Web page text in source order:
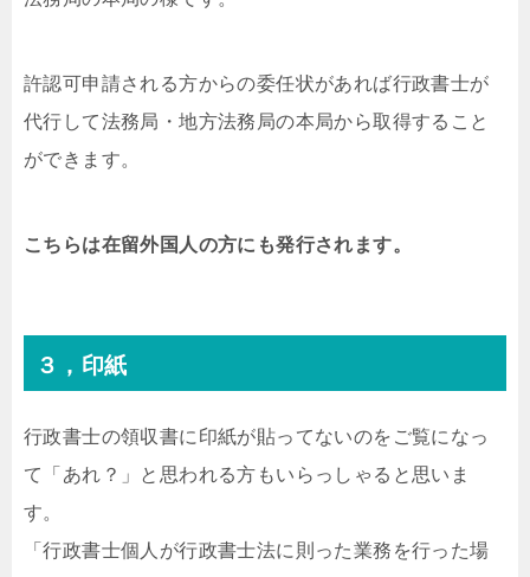
許認可申請される方からの委任状があれば行政書士が
代行して法務局・地方法務局の本局から取得すること
ができます。
こちらは在留外国人の方にも発行されます。
３，印紙
行政書士の領収書に印紙が貼ってないのをご覧になっ
て「あれ？」と思われる方もいらっしゃると思いま
す。
「行政書士個人が行政書士法に則った業務を行った場